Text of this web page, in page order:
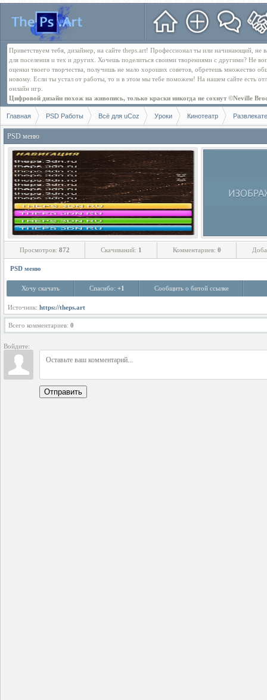
Приветствуем тебя, дизайнер, на сайте theps.art! Профессионал ты или начинающий,
для поселения и тех и других. Хочешь поделиться своими творениями с другими? Не
оценки твоего творчества, получишь не мало хороших советов, обретешь множество
новому. Если ты устал от работы, то и в этом мы тебе поможем! На нашем сайте есть
онлайн игр.
Цифровой дизайн похож на живопись, только краски никогда не сохнут ©Neville
Главная PSD Работы Всё для uCoz Уроки Кинотеатр
PSD меню
Просмотров: 872 Скачиваний: 1 Комментариев: 0
PSD меню
Хочу скачать Спасибо: +1 Сообщить о битой ссылке
Источник: https://theps.art
Всего комментариев: 0
Войдите:
Отправить